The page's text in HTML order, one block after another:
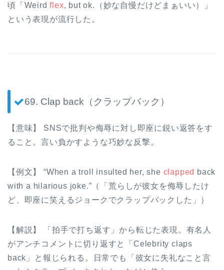
頃「Weirdflex, but ok.（妙な自慢だけどまぁいい）」
という表現が流行した。
69. Clap back（クラップバック）
【意味】 SNSで批判や侮辱に対し即座に鋭い返答をす
ること。言い負かすような巧妙な反撃。
【例文】 “When a troll insulted her, she clapped back
with a hilarious joke.”（「荒らしが彼女を侮辱したけ
ど、即座に笑えるジョークでクラップバックした」）
【解説】 「拍手で打ち返す」から転じた表現。有名人
がアンチコメントに切り返すと「Celebrity claps
back」と報じられる。日常でも「彼女に失礼なこと言